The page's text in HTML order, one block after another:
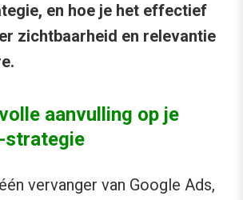
en hoe je het effectief
zichtbaarheid en relevantie
aanvulling op je
strategie
vervanger van Google Ads,